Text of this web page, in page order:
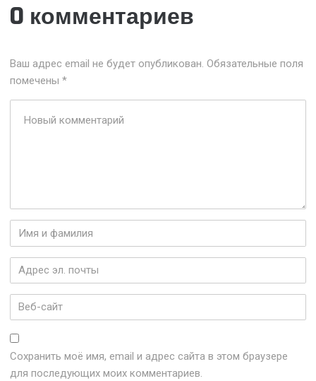
0 комментариев
Ваш адрес email не будет опубликован. Обязательные поля
помечены*
комментарий*
Имя
и
фамилия*
Адрес
эл.
почты*
Веб-
сайт
Сохранить моё имя, email и адрес сайта в этом браузере
для последующих моих комментариев.